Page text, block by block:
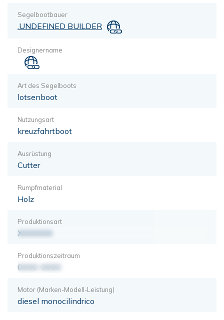
Segelbootbauer
.UNDEFINED BUILDER
Designername
Art des Segelboots
lotsenboot
Nutzungsart
kreuzfahrtboot
Ausrüstung
Cutter
Rumpfmaterial
Holz
Produktionsart
XXXXXXX
Produktionszeitraum
0000-0000
Motor (Marken-Modell-Leistung)
diesel monocilindrico